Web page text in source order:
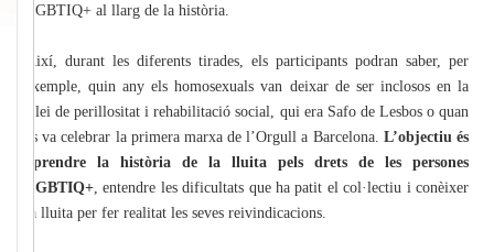
LGBTIQ+ al llarg de la història.
Així, durant les diferents tirades, els participants podran saber, per
exemple, quin any els homosexuals van deixar de ser inclosos en la
Llei de perillositat i rehabilitació social, qui era Safo de Lesbos o quan
es va celebrar la primera marxa de l’Orgull a Barcelona. L’objectiu és
aprendre la història de la lluita pels drets de les persones
LGBTIQ+ , entendre les dificultats que ha patit el col·lectiu i conèixer
la lluita per fer realitat les seves reivindicacions.